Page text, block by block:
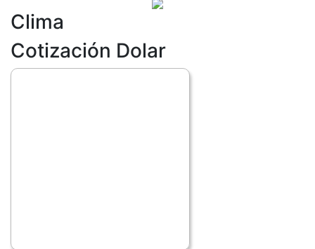
Clima
Cotización Dolar